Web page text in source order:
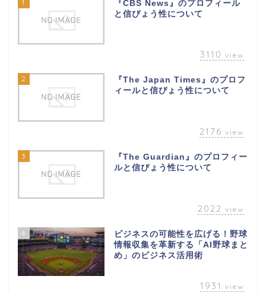
1
『CBS News』のプロフィール
と信ぴょう性について
3110 view
2
『The Japan Times』のプロフ
ィールと信ぴょう性について
2176 view
3
『The Guardian』のプロフィー
ルと信ぴょう性について
2022 view
4
ビジネスの可能性を広げる！野球
情報収集を革新する「AI野球まと
め」のビジネス活用術
1931 view